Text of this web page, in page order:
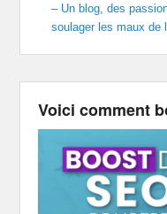
– Un blog, des
soulager les maux de
Voici comment